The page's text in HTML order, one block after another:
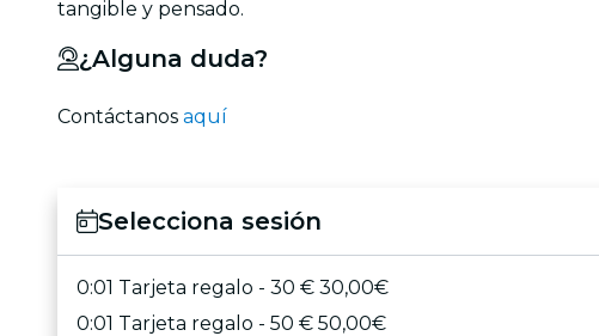
tangible y pensado.
¿Alguna duda?
Contáctanos aquí
Selecciona sesión
0:01 Tarjeta regalo - 30 € 30,00€
0:01 Tarjeta regalo - 50 € 50,00€